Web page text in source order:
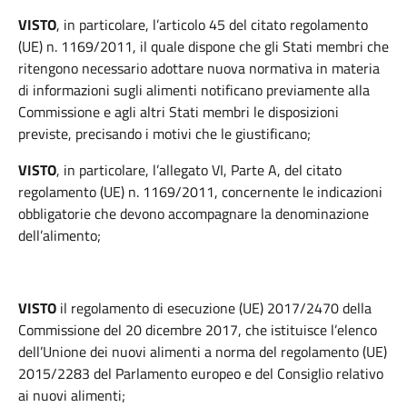
VISTO, in particolare, l’articolo 45 del citato regolamento
(UE) n. 1169/2011, il quale dispone che gli Stati membri che
ritengono necessario adottare nuova normativa in materia
di informazioni sugli alimenti notificano previamente alla
Commissione e agli altri Stati membri le disposizioni
previste, precisando i motivi che le giustificano;
VISTO, in particolare, l’allegato VI, Parte A, del citato
regolamento (UE) n. 1169/2011, concernente le indicazioni
obbligatorie che devono accompagnare la denominazione
dell’alimento;
VISTO il regolamento di esecuzione (UE) 2017/2470 della
Commissione del 20 dicembre 2017, che istituisce l’elenco
dell’Unione dei nuovi alimenti a norma del regolamento (UE)
2015/2283 del Parlamento europeo e del Consiglio relativo
ai nuovi alimenti;